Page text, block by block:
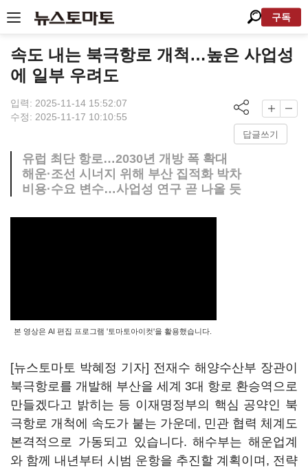
구독
속도 내는 북극항로 개척…높은 사업성
에 일부 우려도
입력: 2025-11-14 15:52:07
수정: 2025-11-17 10:10:55
답글쓰기
유럽 최단 항로…2030년 개방 폭 확대
해운·조선 시너지 위해 부산 집적화 박차
비용·수요 변수…사업성 연구 곧 나올 듯
본 영상은 AI 편집 프로그램 '토마토아이컷'을 활용했습니다.
[뉴스토마토 박혜정 기자] 전재수 해양수산부 장관이
북극항로를 개발해 부산을 세계 3대 항로 환승역으로
만들겠다고 밝히는 등 이재명정부의 핵심 공약인 북
극항로 개척에 속도가 붙는 가운데, 민관 협력 체계도
본격적으로 가동되고 있습니다. 해수부는 해운업계
와 함께 내년부터 시범 운항을 추진할 계획이며, 전략